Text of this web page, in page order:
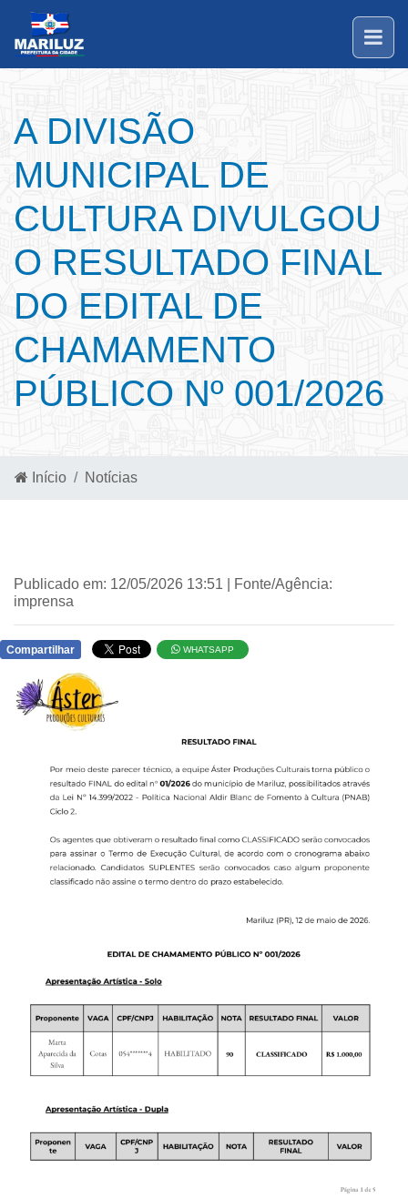
A DIVISÃO
MUNICIPAL DE
CULTURA DIVULGOU
O RESULTADO FINAL
DO EDITAL DE
CHAMAMENTO
PÚBLICO Nº 001/2026
Início Notícias
Publicado em: 12/05/2026 13:51 | Fonte/Agência:
imprensa
Compartilhar WHATSAPP